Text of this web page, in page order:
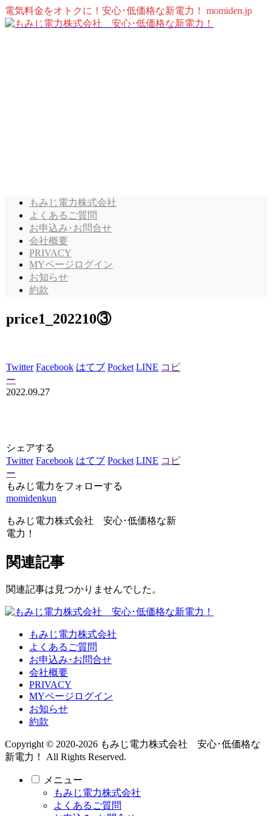
電気料金をオトクに！安心･低価格な新電力！ momiden.jp
もみじ電力株式会社
よくあるご質問
お申込み･お問合せ
会社概要
PRIVACY
MYページログイン
お知らせ
約款
price1_202210③
Twitter Facebook はてブ Pocket LINE コピ
ー
2022.09.27
シェアする
Twitter Facebook はてブ Pocket LINE コピ
ー
もみじ電力をフォローする
momidenkun
もみじ電力株式会社 安心･低価格な新
電力！
関連記事
関連記事は見つかりませんでした。
もみじ電力株式会社
よくあるご質問
お申込み･お問合せ
会社概要
PRIVACY
MYページログイン
お知らせ
約款
Copyright © 2020-2026 もみじ電力株式会社 安心･低価格な
新電力！ All Rights Reserved.
メニュー
もみじ電力株式会社
よくあるご質問